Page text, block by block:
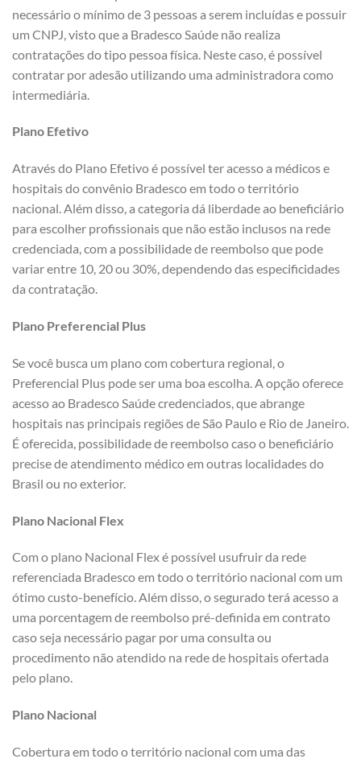
necessário o mínimo de 3 pessoas a serem incluídas e possuir
um CNPJ, visto que a Bradesco Saúde não realiza
contratações do tipo pessoa física. Neste caso, é possível
contratar por adesão utilizando uma administradora como
intermediária.
Plano Efetivo
Através do Plano Efetivo é possível ter acesso a médicos e
hospitais do convênio Bradesco em todo o território
nacional. Além disso, a categoria dá liberdade ao beneficiário
para escolher profissionais que não estão inclusos na rede
credenciada, com a possibilidade de reembolso que pode
variar entre 10, 20 ou 30%, dependendo das especificidades
da contratação.
Plano Preferencial Plus
Se você busca um plano com cobertura regional, o
Preferencial Plus pode ser uma boa escolha. A opção oferece
acesso ao Bradesco Saúde credenciados, que abrange
hospitais nas principais regiões de São Paulo e Rio de Janeiro.
É oferecida, possibilidade de reembolso caso o beneficiário
precise de atendimento médico em outras localidades do
Brasil ou no exterior.
Plano Nacional Flex
Com o plano Nacional Flex é possível usufruir da rede
referenciada Bradesco em todo o território nacional com um
ótimo custo-benefício. Além disso, o segurado terá acesso a
uma porcentagem de reembolso pré-definida em contrato
caso seja necessário pagar por uma consulta ou
procedimento não atendido na rede de hospitais ofertada
pelo plano.
Plano Nacional
Cobertura em todo o território nacional com uma das